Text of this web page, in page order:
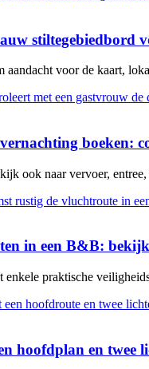
stiltegebiedbord
aandacht voor de kaart,
boeken:
ook naar vervoer,
in een B&B:
enkele praktische
hoofdplan en twee